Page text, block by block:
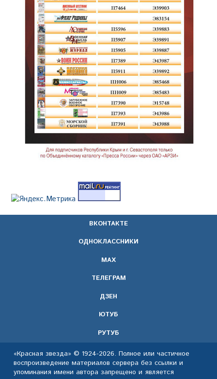
ВКОНТАКТЕ
ОДНОКЛАССНИКИ
МАХ
ТЕЛЕГРАМ
ДЗЕН
ЮТУБ
РУТУБ
«Красная звезда» © 1924-2026. Полное или частичное
воспроизведение материалов сервера без ссылки и
упоминания имени автора запрещено и является